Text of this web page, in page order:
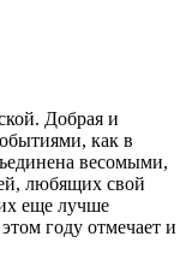
Добрая и
как в
весомыми,
любящих свой
еще лучше
году отмечает и